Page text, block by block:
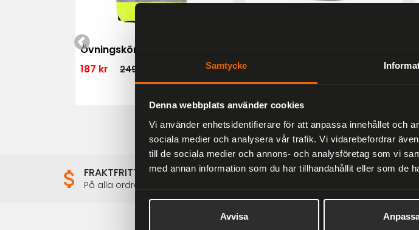
Samtycke
Denna webbplats använder cookies
Vi använder enhetsidentifierare för att anpassa innehållet och
sociala medier och analysera vår trafik. Vi vidarebefordrar
till de sociala medier och annons- och analysföretag som vi
med annan information som du har tillhandahållit eller som de
Avvisa
Övningskörningsväst MC
187 kr
249 kr
FRAKTFRITT
På alla ordrar över 2000 kr
1-3